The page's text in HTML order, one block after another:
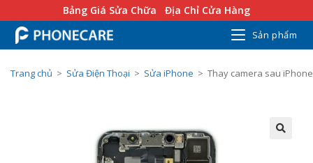
Bảng Giá Sửa Chữa Địa Chỉ Cửa Hàng
Sản phẩm
Trang chủ > Sửa Điện Thoại > Sửa iPhone > Thay camera sau